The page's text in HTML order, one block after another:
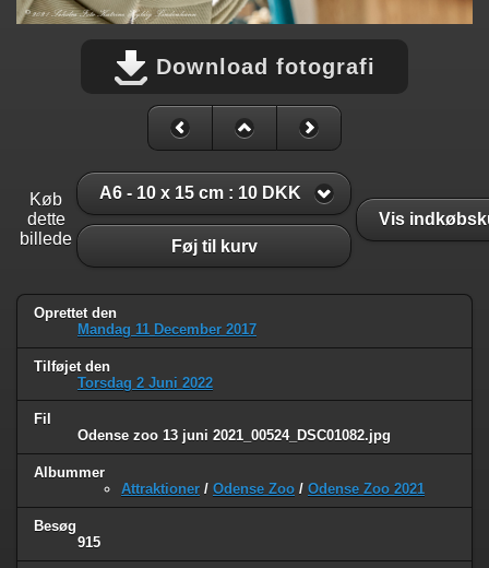
Download fotografi
Køb
dette
billede
A6 - 10 x 15 cm : 10 DKK
Føj til kurv
Vis
Oprettet den
Mandag 11 December 2017
Tilføjet den
Torsdag 2 Juni 2022
Fil
Odense zoo 13 juni 2021_00524_DSC01082.jpg
Albummer
Attraktioner / Odense Zoo / Odense Zoo 2021
Besøg
915